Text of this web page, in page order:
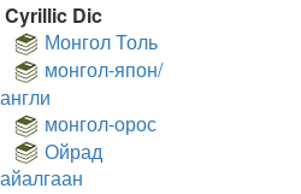
Cyrillic Dic
Монгол Толь
монгол-япон/
англи
монгол-орос
Ойрад
айалгаан